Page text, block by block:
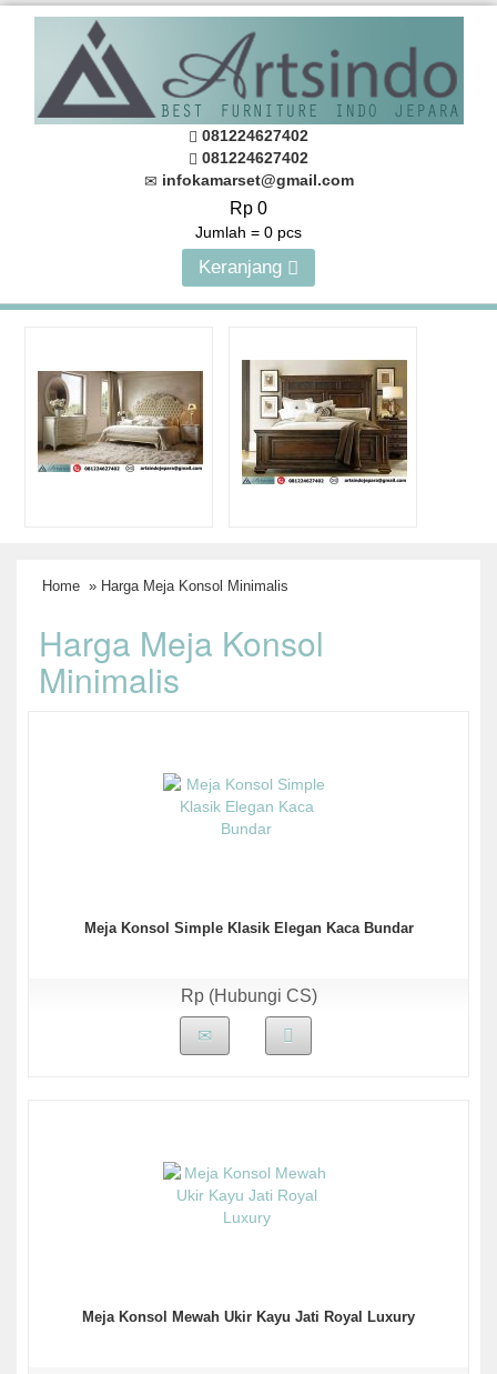
081224627402
081224627402
infokamarset@gmail.com
Rp 0
Jumlah = 0 pcs
Keranjang
Home » Harga Meja Konsol Minimalis
Harga Meja Konsol
Minimalis
Meja Konsol Simple Klasik Elegan Kaca Bundar
Rp (Hubungi CS)
Meja Konsol Mewah Ukir Kayu Jati Royal Luxury